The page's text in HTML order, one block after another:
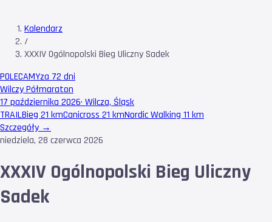
Kalendarz
/
XXXIV Ogólnopolski Bieg Uliczny Sadek
POLECAMYza 72 dni
Wilczy Półmaraton
17 października 2026· Wilcza, Śląsk
TRAILBieg 21 kmCanicross 21 kmNordic Walking 11 km
Szczegóły →
niedziela, 28 czerwca 2026
XXXIV Ogólnopolski Bieg Uliczny
Sadek